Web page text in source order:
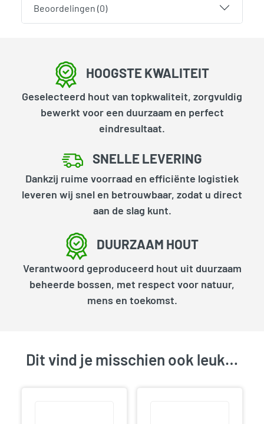
Beoordelingen (0)
HOOGSTE KWALITEIT
Geselecteerd hout van topkwaliteit, zorgvuldig
bewerkt voor een duurzaam en perfect
eindresultaat.
SNELLE LEVERING
Dankzij ruime voorraad en efficiënte logistiek
leveren wij snel en betrouwbaar, zodat u direct
aan de slag kunt.
DUURZAAM HOUT
Verantwoord geproduceerd hout uit duurzaam
beheerde bossen, met respect voor natuur,
mens en toekomst.
Dit vind je misschien ook leuk…